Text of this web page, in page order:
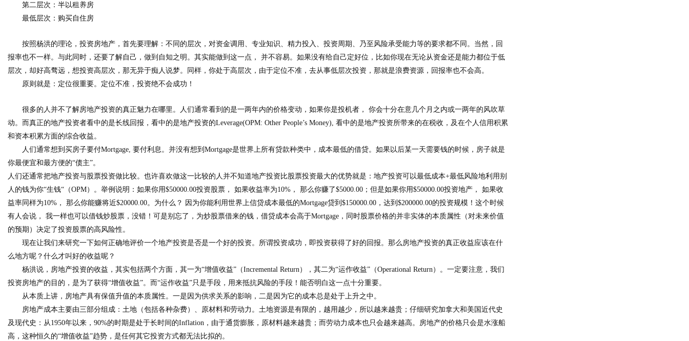
第二层次： 半以租养房
最低层次： 购买自住房
按照杨洪的理论，投资房地产，首先要理解：不同的层次，对资金调用、专业知识、精力投入、投资周期、乃至风险承受能力等的要求都不同。当然，回
报率也不一样。与此同时，还要了解自己，做到自知之明。其实能做到这一点， 并不容易。如果没有给自己定好位，比如你现在无论从资金还是能力都位于低
层次，却好高骛远，想投资高层次，那无异于痴人说梦。同样，你处于高层次，由于定位不准，去从事低层次投资，那就是浪费资源，回报率也不会高。
原则就是：定位很重要。定位不准，投资绝不会成功！
很多的人并不了解房地产投资的真正魅力在哪里。人们通常看到的是一两年内的价格变动，如果你是投机者， 你会十分在意几个月之内或一两年的风吹草
动。而真正的地产投资者看中的是长线回报，看中的是地产投资的Leverage(OPM: Other People’s Money), 看中的是地产投资所带来的在税收，及在个人信用积累
和资本积累方面的综合收益。
人们通常想到买房子要付Mortgage, 要付利息。并没有想到 Mortgage是世界上所有贷款种类中，成本最低的借贷。如果以后某一天需要钱的时候，房子就是
你最便宜和最方便的“债主”。
人们还通常把地产投资与股票投资做比较。也许喜欢做这一比较的人并不知道地产投资比股票投资最大的优势就是：地产投资可以最低成本+最低风险地利用别
人的钱为你“生钱“（OPM）。举例说明：如果你用$50000.00投资股票， 如果收益率为10% ， 那么你赚了$5000.00 ；但是如果你用$50000.00投资地产， 如果收
益率同样为10% ， 那么你能赚将近$20000.00。为什么？ 因为你能利用世界上信贷成本最低的Mortgage贷到 $150000.00 ，达到 $200000.00的投资规模！这个时候
有人会说， 我一样也可以借钱炒股票，没错！可是别忘了，为炒股票借来的钱，借贷成本会高于Mortgage ，同时股票价格的并非实体的本质属性（对未来价值
的预期）决定了投资股票的高风险性。
现在让我们来研究一下如何正确地评价一个地产投资是否是一个好的投资。所谓投资成功，即投资获得了好的回报。那么房地产投资的真正收益应该在什
么地方呢？什么才叫好的收益呢？
杨洪说，房地产投资的收益，其实包括两个方面，其一为“增值收益”（Incremental Return），其二为“运作收益”（Operational Return）。一定要注意，我们
投资房地产的目的，是为了获得“增值收益”。而“运作收益”只是手段，用来抵抗风险的手段！能否明白这一点十分重要。
从本质上讲，房地产具有保值升值的本质属性。一是因为供求关系的影响，二是因为它的成本总是处于上升之中。
房地产成本主要由三部分组成：土地（包括各种杂费）、原材料和劳动力。土地资源是有限的，越用越少，所以越来越贵；仔细研究加拿大和美国近代史
及现代史：从1950年以来， 90%的时期是处于长时间的Inflation ，由于通货膨胀，原材料越来越贵；而劳动力成本也只会越来越高。房地产的价格只会是水涨船
高，这种恒久的“增值收益”趋势，是任何其它投资方式都无法比拟的。